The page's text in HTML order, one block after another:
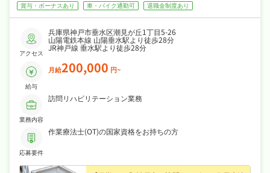
賞与・ボーナスあり
車・バイク通勤可 退職金制度あり
アクセス
兵庫県神戸市垂水区潮見が丘1丁目5-26
山陽電鉄本線 山陽垂水駅より徒歩28分
JR神戸線 垂水駅より徒歩28分
給与
月給200,000 円~
業務内容
訪問リハビリテーション業務
応募要件
作業療法士(OT)の国家資格をお持ちの方